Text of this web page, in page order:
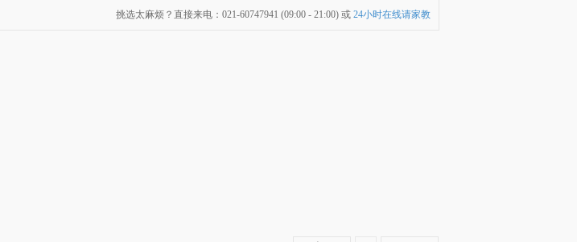
挑选太麻烦？直接来电：021-60747941 (09:00 - 21:00) 或 24小时在线请家教